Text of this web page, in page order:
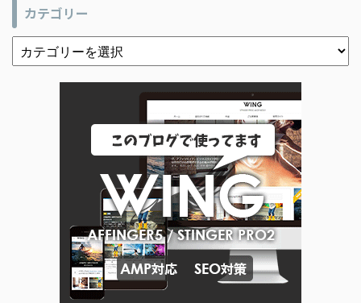
カテゴリー